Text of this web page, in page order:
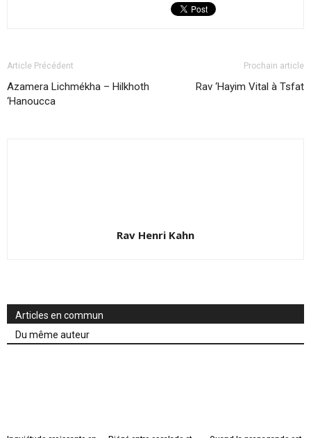
Article Précédent
Azamera Lichmékha – Hilkhoth
‘Hanoucca
Prochain article
Rav ‘Hayim Vital à Tsfat
Rav Henri Kahn
Articles en commun
Du même auteur